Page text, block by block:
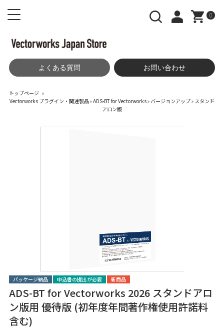
0
よくある質問 お問い合わせ
トップページ »
Vectorworks プラグイン・関連製品»ADS-BT for Vectorworks»バージョンアップ» スタンド
アロン版
パッケージ納品 申込書の提出が必要 新商品
ADS-BT for Vectorworks 2026 スタンドアロ
ン版用 優待版 (初年度年間著作権使用許諾料
含む)